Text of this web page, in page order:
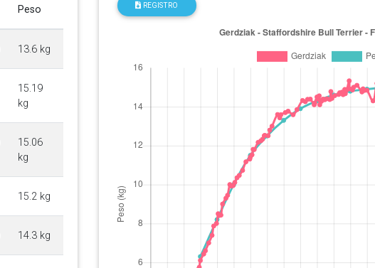
Peso
13.6 kg
15.19
kg
15.06
kg
15.2 kg
14.3 kg
REGISTRO